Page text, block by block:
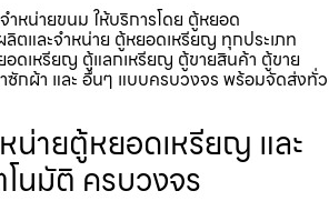
หน่ายขนม ให้บริการโดย ตู้หยอด
ตและจำหน่าย ตู้หยอดเหรียญ ทุกประเภท
อดเหรียญ ตู้แลกเหรียญ ตู้ขายสินค้า ตู้ขาย
ซักผ้า และ อื่นๆ แบบครบวงจร พร้อมจัดส่งทั่ว
น่ายตู้หยอดเหรียญ และ
นมัติ ครบวงจร